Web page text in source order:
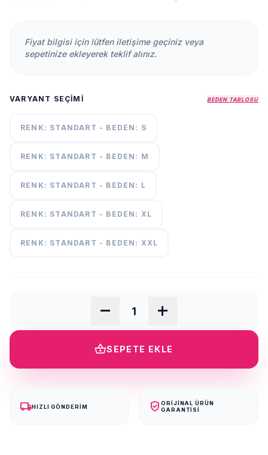
İLETİŞİM
ŞARTLARI
+90
55
Fiyat bilgisi için lütfen iletişime geçiniz veya
sepetinize ekleyerek teklif alınız.
VARYANT SEÇIMI BEDEN TABLOSU
RENK: STANDART - BEDEN: S
RENK: STANDART - BEDEN: M
RENK: STANDART - BEDEN: L
RENK: STANDART - BEDEN: XL
RENK: STANDART - BEDEN: XXL
remove add
shopping_basketSEPETE EKLE
local_shippingHIZLI GÖNDERIM verified_user ORIJINAL ÜRÜN
GARANTISI